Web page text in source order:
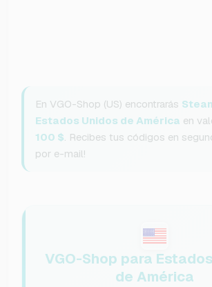
En VGO-Shop (US) encontrarás
Estados Unidos de América en
100 $. Recibes tus códigos en
por e-mail!
VGO-Shop para
de América